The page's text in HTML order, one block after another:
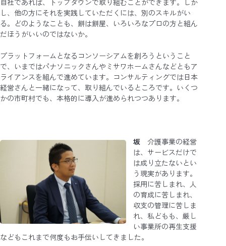
し、他の方にそれを実践していただくには、別のスキルがい
る。どのようなことも、餅は餅屋、いろいろなプロの方と組ん
だほうがいいのではないか。
プラットフォームとなるコンソーシアムを創ろうということ
で、いまではパナソニックさんやミサワホームさんなどともア
ライアンスを組んで進めています。コンサルティングでは日本
経営さんと一緒になって、取り組んでいるところです。いくつ
かの市町村でも、本格的に導入が進められつつあります。
坂 介護事業の経営
は、サービスだけで
は成り立たないとい
う現実があります。
採用に苦しまれ、人
の育成に苦しまれ、
収支の管理に苦しま
れ、私どもも、厳し
い事業所の再生支援
などもこれまで何度もお手伝いしてきました。